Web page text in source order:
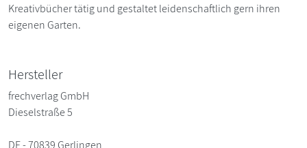
Kreativbücher tätig und gestaltet leidenschaftlich gern ihren
eigenen Garten.
Hersteller
frechverlag GmbH
Dieselstraße 5
DE - 70839 Gerlingen